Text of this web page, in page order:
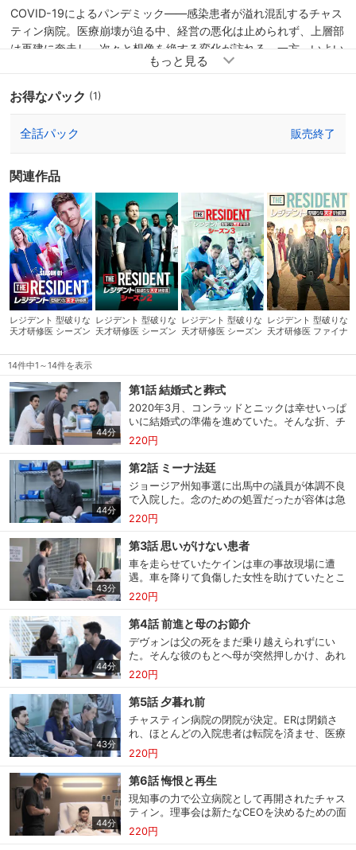
会員設定 会員情報 閉じる
会員情報変更
基本情報、本人連絡先、パスワード 、クレ
ジットカード情報の変更が可能です。
COVID-19によるパンデミック――感染患者が溢れ混乱するチャス
ティン病院。医療崩壊が迫る中、経営の悪化は止められず、上層部
は再建に奔走し、次々と想像を絶する変化が訪れる。一方、いよい
よ結婚式を迎えることになったコンラッドとニック。ニックの妊娠
ーナの恋の行方が遂に進展するが、大きな決断を迫られることに。
ンへ招く。冷え切った二人の絆は戻るのか⁉それぞれに波乱の展開
お得なパック (1)
全話パック 販売終了
関連作品
レジデント 型破りな
天才研修医 シーズン
レジデント 型破りな
天才研修医 シーズン
レジデント 型破りな
天才研修医 シーズン
レジデント 型破りな
天才研修医 ファイナ
14件中1～14件を表示
44分
第1話 結婚式と葬式
2020年3月、コンラッドとニックは幸せいっぱ
いに結婚式の準備を進めていた。そんな折、チ
ャスティン病院で初のCOVID-19感染者が確認
される。まだ無防備だったスタッフにも感染。
1ヵ月が経ってなお感染者は増加の一途を辿っ
ていた。そのため、コンラッドたちは結婚式ど
ころではなかった。病院スタッフは皆、命の危
険と隣り合わせで仕事する一方で、自分の愛す
る人たちを守ろうと必死だった。
220円
44分
第2話 ミーナ法廷
ジョージア州知事選に出馬中の議員が体調不良
で入院した。念のための処置だったが容体は急
激に悪化。コンラッドは何かがおかしいと感
じ、デヴォンと真相を突き止めようとする。そ
の頃、オースティンとミーナは再入院患者に対
応。COVID-19パンデミックの最中にケインが
脊椎手術を急いだ患者が、手術以降様々な症状
に苦しんでいたため、ミーナはケインの責任を
追及しようとする。一方オースティンは…。
220円
43分
第3話 思いがけない患者
車を走らせていたケインは車の事故現場に遭
遇。車を降りて負傷した女性を助けていたとこ
ろ、駆けつけた救急車にはねられてしまう。
ケインを含む負傷者たちはチャスティン記念病
院に運び込まれた。ケインは、意識ははっきり
しているが軽傷ではない。コンラッドらはすぐ
に検査を始める。一方ケインが助けた女性も入
院したが、彼女にはケガ以外にも問題があっ
た。ベルは病院の問題を解決すべく秘策に出
220円
44分
第4話 前進と母のお節介
デヴォンは父の死をまだ乗り越えられずにい
た。そんな彼のもとへ母が突然押しかけ、あれ
これ世話を焼き始める。デヴォンのイライラは
募るばかりだった。病院では、手を負傷した若
い娘が母親に連れられてきた。その治療はすぐ
に済んだが母親は以前から気になる点があると
言い、娘のさらなる検査を求めた。その頃、ミ
ーナはプライベートで重大な問題に直面してい
た。そして彼女が考えた唯一の解決策は…。
220円
43分
第5話 夕暮れ前
チャスティン病院の閉院が決定。ERは閉鎖さ
れ、ほとんどの入院患者は転院を済ませ、医療
機器等の片づけもほぼ終えている。医師やスタ
ッフも新たな職場へ向かう準備をしていた。
一方、市内の病院はチャスティンの入院患者た
ちが流れたためにどこも満床になり、新規の患
者も受け付けられない状態に。そんな中、もは
や機能していないチャスティンにやってきた激
しい頭痛を抱えた男が思わぬ悲劇に見舞われ
220円
44分
第6話 悔恨と再生
現知事の力で公立病院として再開されたチャス
ティン。理事会は新たなCEOを決めるための面
接を行う。一方、現場では予算がいっそう厳し
くなり、優秀な外科医が次々と病院を去り、両
220円